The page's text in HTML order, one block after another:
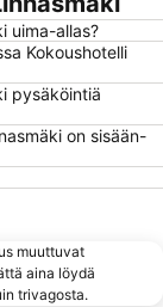
teatteri
Ars Nova
Turku
uima-allas?
Kokoushotelli
pysäköintiä
on sisään-
muuttuvat
aina löydä
trivagosta.